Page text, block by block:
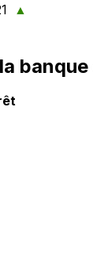
▲